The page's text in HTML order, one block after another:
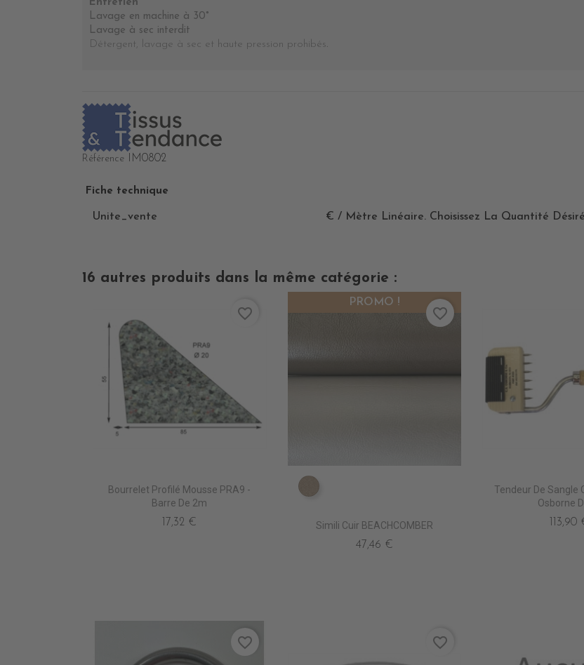
Entretien
Lavage en machine à 30°
Lavage à sec interdit
Détergent, lavage à sec et haute pression prohibés.
Référence IM0802
Fiche technique
Unite_vente € / Mètre Linéaire. Choisissez La Quantité
16 autres produits dans la même catégorie :
Bourrelet Profilé Mousse PRA9 -
Barre De 2m
17,32 €
favorite_border
EN5260 BRASSIT
Simili Cuir BEACHCOMBER
47,46 €
PROMO !
favorite_border
Tendeur De Sangle
Osborne
113,90
favorite_border favorite_border